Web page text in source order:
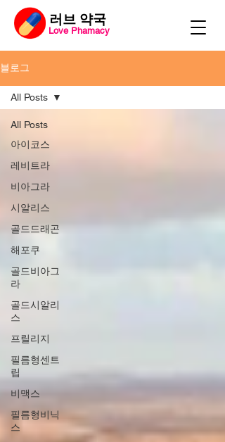
​러브 약국
Love Phamacy
블로그
All Posts
아이코스
레비트라
비아그라
시알리스
골드드래곤
해포쿠
골드비아그
라
골드시알리
스
프릴리지
필름형센트
립
비맥스
필름형비닉
스
All Posts